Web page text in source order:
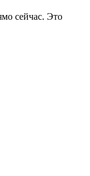
сейчас. Это